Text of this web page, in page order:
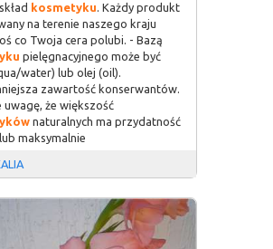
kosmetyku. Każdy produkt
na terenie naszego kraju
co Twoja cera polubi. - Bazą
pielęgnacyjnego może być
water) lub olej (oil).
zawartość konserwantów.
uwagę, że większość
naturalnych ma przydatność
maksymalnie